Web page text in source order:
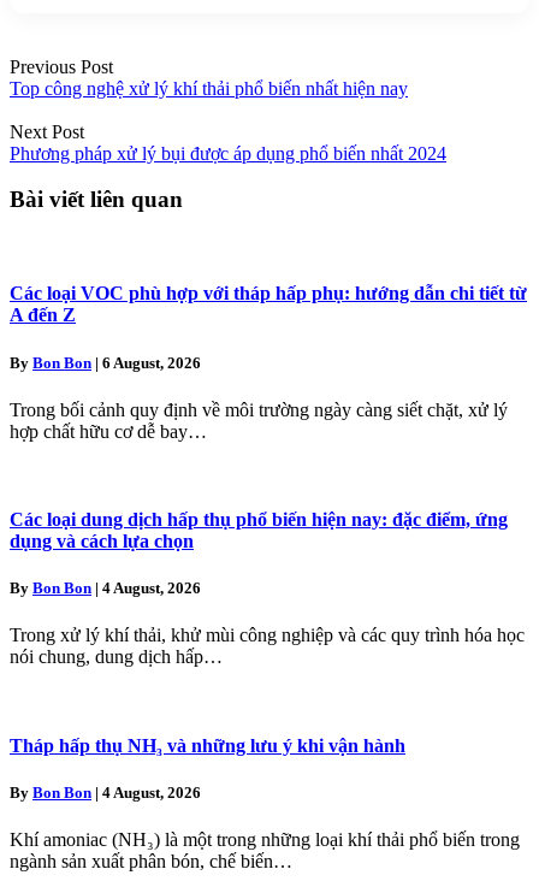
navigation
Previous Post
Top công nghệ xử lý khí thải phổ biến nhất hiện nay
Next Post
Phương pháp xử lý bụi được áp dụng phổ biến nhất 2024
Bài viết liên quan
Các loại VOC phù hợp với tháp hấp phụ: hướng dẫn chi tiết từ
A đến Z
By Bon Bon | 6 August, 2026
Trong bối cảnh quy định về môi trường ngày càng siết chặt, xử lý
hợp chất hữu cơ dễ bay…
Các loại dung dịch hấp thụ phổ biến hiện nay: đặc điểm, ứng
dụng và cách lựa chọn
By Bon Bon | 4 August, 2026
Trong xử lý khí thải, khử mùi công nghiệp và các quy trình hóa học
nói chung, dung dịch hấp…
Tháp hấp thụ NH₃ và những lưu ý khi vận hành
By Bon Bon | 4 August, 2026
Khí amoniac (NH₃) là một trong những loại khí thải phổ biến trong
ngành sản xuất phân bón, chế biến…